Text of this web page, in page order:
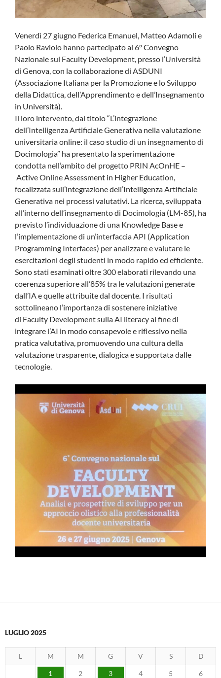
Venerdì 27 giugno Federica Emanuel, Matteo Adamoli e
Paolo Raviolo hanno partecipato al 6° Convegno
Nazionale sul Faculty Development, presso l’Università
di Genova, con la collaborazione di ASDUNI
(Associazione Italiana per la Promozione e lo Sviluppo
della Didattica, dell’Apprendimento e dell’Insegnamento
in Università).
Il loro intervento, dal titolo “L’integrazione
dell’Intelligenza Artificiale Generativa nella valutazione
universitaria online: il caso studio di un insegnamento di
Docimologia” ha presentato la sperimentazione
condotta nell’ambito del progetto PRIN AcOnHE –
Active Online Assessment in Higher Education,
focalizzata sull’integrazione dell’Intelligenza Artificiale
Generativa nei processi valutativi. La ricerca, sviluppata
all’interno dell’insegnamento di Docimologia (LM-85), ha
previsto l’individuazione di una Knowledge Base e
l’implementazione di un’interfaccia API (Application
Programming Interfaces) per analizzare e valutare le
esercitazioni degli studenti in modo rapido ed efficiente.
Sono stati esaminati oltre 300 elaborati rilevando una
coerenza superiore all’85% tra le valutazioni generate
dall’IA e quelle attribuite dal docente. I risultati
sottolineano l’importanza di sostenere iniziative
di Faculty Development sulla AI literacy al fine di
integrare l’AI in modo consapevole e riflessivo nella
pratica valutativa, promuovendo una cultura della
valutazione trasparente, dialogica e supportata dalle
tecnologie.
LUGLIO 2025
L M M G V S D
1 2 3 4 5 6